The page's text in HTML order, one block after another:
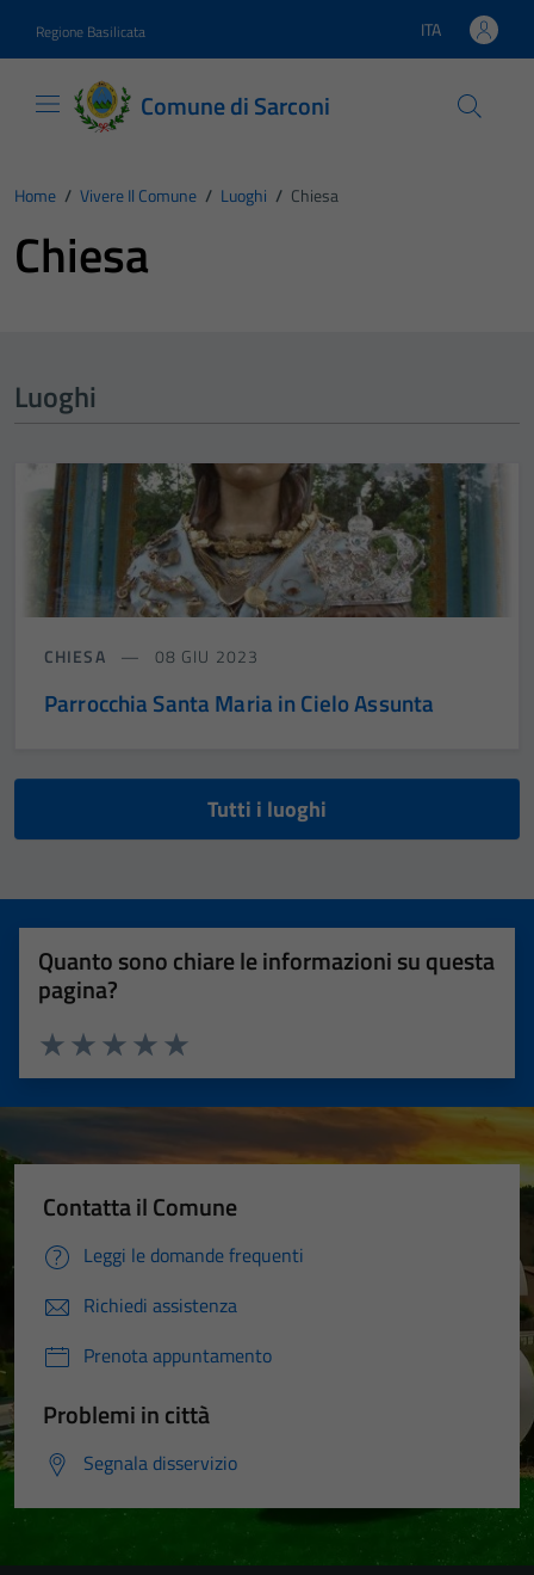
Regione Basilicata Lingua attiva:
ITA
Comune di Sarconi
Home / Vivere Il Comune / Luoghi / Chiesa
Chiesa
Luoghi
CHIESA 08 GIU 2023
Parrocchia Santa Maria in Cielo Assunta
Tutti i luoghi
Quanto sono chiare le informazioni su questa
pagina?
Valuta 5 stelle su 5
Valuta 4 stelle su 5
Valuta 3 stelle su 5
Valuta 2 stelle su 5
Valuta 1 stelle su 5
Contatta il Comune
Leggi le domande frequenti
Richiedi assistenza
Prenota appuntamento
Problemi in città
Segnala disservizio